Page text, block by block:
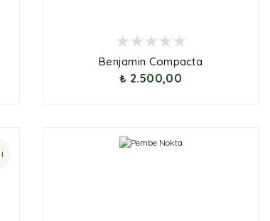
Benjamin Compacta
₺ 2.500,00